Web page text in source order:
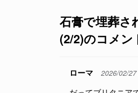
石膏で埋葬さ
(2/2)のコメン
ローマ 2026/02/